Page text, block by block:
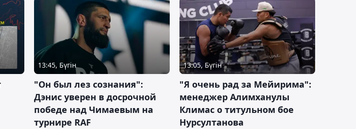
13:45, Бүгін
"Он был лез сознания":
Дэнис уверен в досрочной
победе над Чимаевым на
турнире RAF
13:05, Бүгін
"Я очень рад за Мейирима":
менеджер Алимханулы
Климас о титульном бое
Нурсултанова